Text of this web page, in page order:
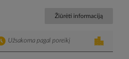
Žiūrėti informaciją
Užsakoma pagal poreikį